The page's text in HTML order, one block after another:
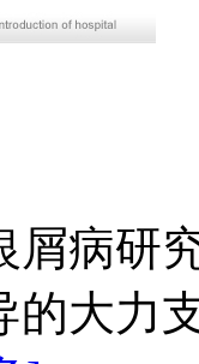
屑病研
的大力